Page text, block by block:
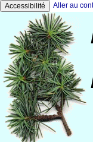
Accessibilité Aller au